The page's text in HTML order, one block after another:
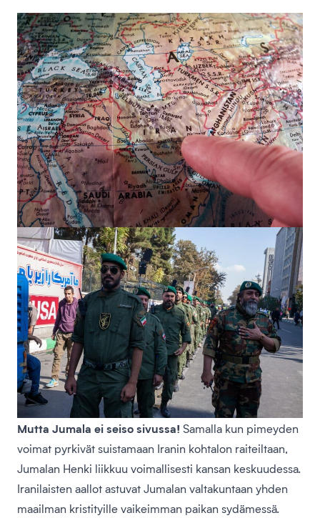
Mutta Jumala ei seiso sivussa! Samalla kun pimeyden
voimat pyrkivät suistamaan Iranin kohtalon raiteiltaan,
Jumalan Henki liikkuu voimallisesti kansan keskuudessa.
Iranilaisten aallot astuvat Jumalan valtakuntaan yhden
maailman kristityille vaikeimman paikan sydämessä.